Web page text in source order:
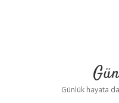
Günlük hayata